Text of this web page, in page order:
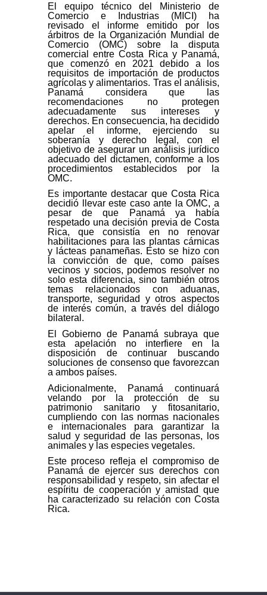
El equipo técnico del Ministerio de
Comercio e Industrias (MICI) ha
revisado el informe emitido por los
árbitros de la Organización Mundial de
Comercio (OMC) sobre la disputa
comercial entre Costa Rica y Panamá,
que comenzó en 2021 debido a los
requisitos de importación de productos
agrícolas y alimentarios. Tras el análisis,
Panamá considera que las
recomendaciones no protegen
adecuadamente sus intereses y
derechos. En consecuencia, ha decidido
apelar el informe, ejerciendo su
soberanía y derecho legal, con el
objetivo de asegurar un análisis jurídico
adecuado del dictamen, conforme a los
procedimientos establecidos por la
OMC.
Es importante destacar que Costa Rica
decidió llevar este caso ante la OMC, a
pesar de que Panamá ya había
respetado una decisión previa de Costa
Rica, que consistía en no renovar
habilitaciones para las plantas cárnicas
y lácteas panameñas. Esto se hizo con
la convicción de que, como países
vecinos y socios, podemos resolver no
solo esta diferencia, sino también otros
temas relacionados con aduanas,
transporte, seguridad y otros aspectos
de interés común, a través del diálogo
bilateral.
El Gobierno de Panamá subraya que
esta apelación no interfiere en la
disposición de continuar buscando
soluciones de consenso que favorezcan
a ambos países.
Adicionalmente, Panamá continuará
velando por la protección de su
patrimonio sanitario y fitosanitario,
cumpliendo con las normas nacionales
e internacionales para garantizar la
salud y seguridad de las personas, los
animales y las especies vegetales.
Este proceso refleja el compromiso de
Panamá de ejercer sus derechos con
responsabilidad y respeto, sin afectar el
espíritu de cooperación y amistad que
ha caracterizado su relación con Costa
Rica.